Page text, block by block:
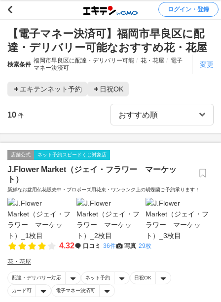
ログイン・登録
【電子マネー決済可】福岡市早良区に配
達・デリバリー可能なおすすめ花・花屋
検索条件
福岡市早良区に配達・デリバリー可能 花・花屋
電子
マネー決済可
変更
エキテンネット予約 日祝OK
10 件
店舗公式 ネット予約スピードくじ対象店
J.Flower Market（ジェイ・フラワー マーケッ
ト）
新鮮なお盆用仏花販売中・プロポーズ用花束・ワンランク上の胡蝶蘭ご予約承ります！
4.32 口コミ 36件 写真 29枚
花・花屋
配達・デリバリー対応 ネット予約 日祝OK
カード可 電子マネー決済可